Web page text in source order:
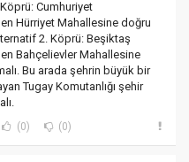
Cumhuriyet
Hürriyet Mahallesine doğru
2. Köprü: Beşiktaş
Bahçelievler Mahallesine
Bu arada şehrin büyük bir
Tugay Komutanlığı şehir
(0) (0)